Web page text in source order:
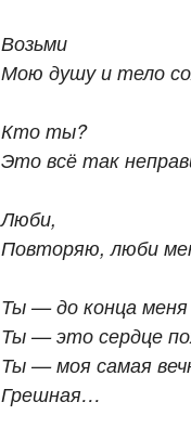
Возьми
Мою душу и тело
Кто ты?
Это всё так
Люби,
Повторяю, люби
Ты — до конца меня
Ты — это сердце
Ты — моя самая
Грешная…